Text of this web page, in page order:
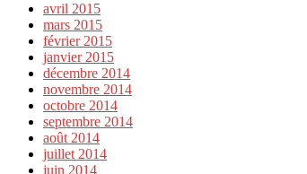
avril 2015
mars 2015
février 2015
janvier 2015
décembre 2014
novembre 2014
octobre 2014
septembre 2014
août 2014
juillet 2014
juin 2014